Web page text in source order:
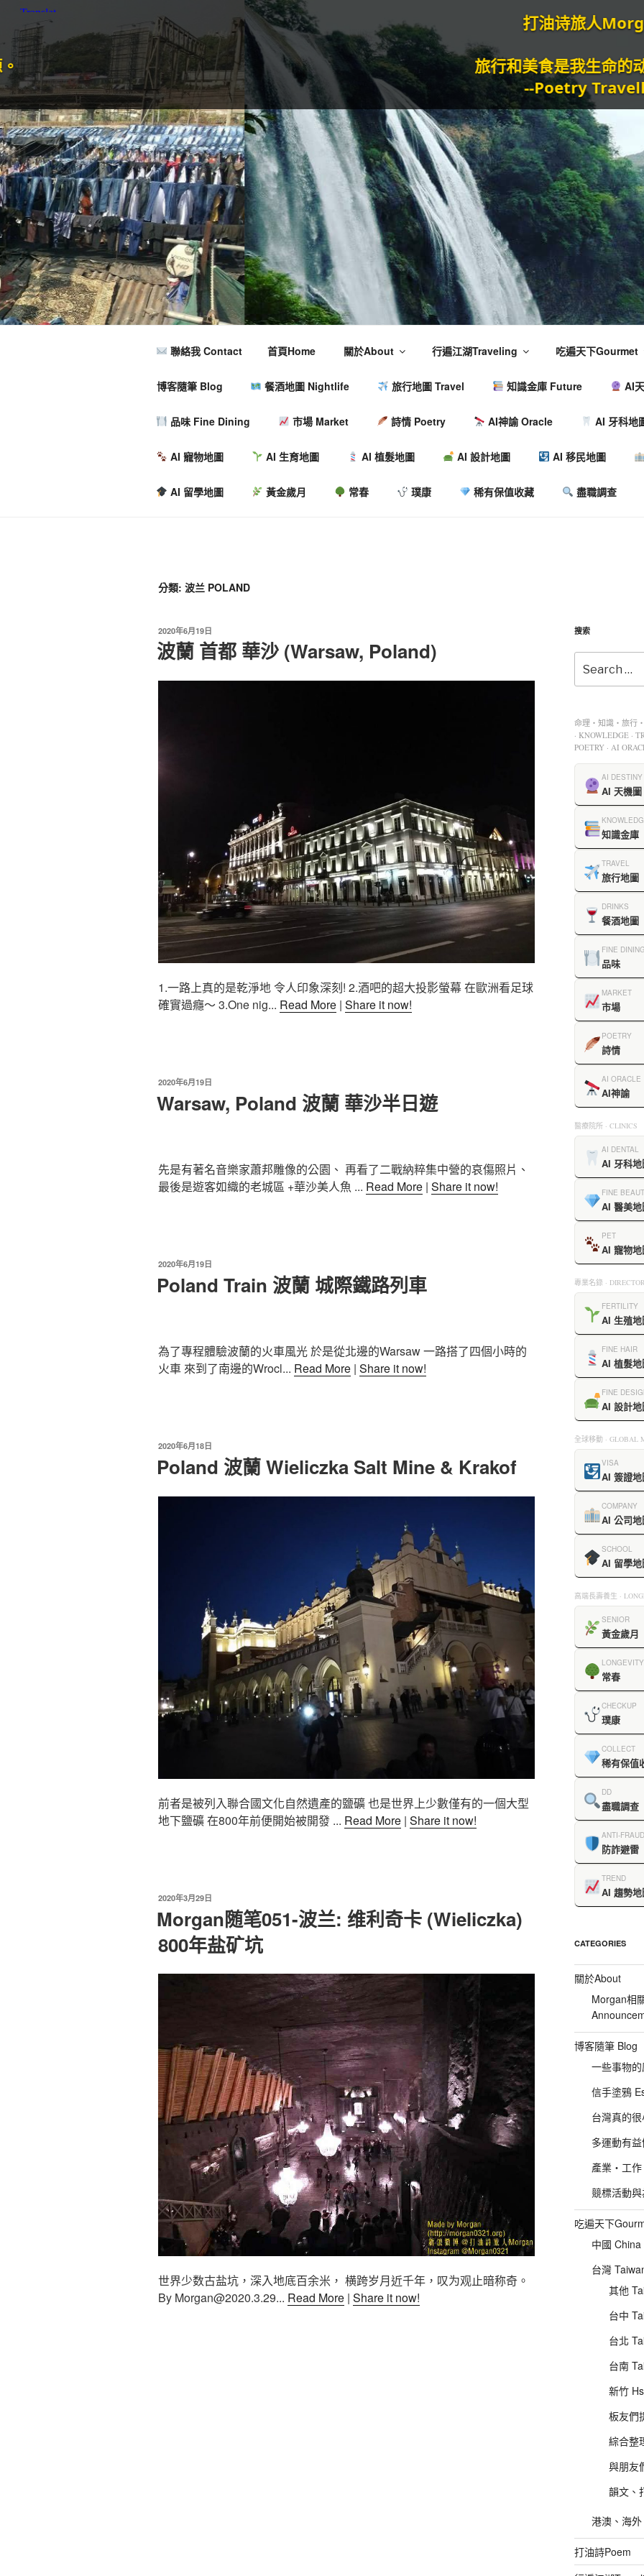
打油诗旅人Morgan
旅行和美食是我生命的动力泉源。
--Poetry Traveller
聯絡我 Contact 首頁Home 關於About 行遍江湖Traveling 吃遍天下Gourmet
博客隨筆 Blog 餐酒地圖 Nightlife 旅行地圖 Travel 知識金庫 Future AI
品味 Fine Dining 市場 Market 詩情 Poetry AI神諭 Oracle AI 牙科地
AI 寵物地圖 AI 生育地圖 AI 植髮地圖 AI 設計地圖 AI 移民地圖
AI 留學地圖 黃金歲月 常春 璞康 稀有保值收藏 盡職調查
分類: 波兰 POLAND
2020年6月19日
波蘭 首都 華沙 (Warsaw, Poland)
1.一路上真的是乾淨地 令人印象深刻! 2.酒吧的超大投影螢幕 在歐洲看足球
確實過癮～ 3.One nig... Read More | Share it now!
2020年6月19日
Warsaw, Poland 波蘭 華沙半日遊
先是有著名音樂家蕭邦雕像的公園、 再看了二戰納粹集中營的哀傷照片、
最後是遊客如織的老城區 +華沙美人魚 ... Read More | Share it now!
2020年6月19日
Poland Train 波蘭 城際鐵路列車
為了專程體驗波蘭的火車風光 於是從北邊的Warsaw 一路搭了四個小時的
火車 來到了南邊的Wrocl... Read More | Share it now!
2020年6月18日
Poland 波蘭 Wieliczka Salt Mine & Krakof
前者是被列入聯合國文化自然遺產的鹽礦 也是世界上少數僅有的一個大型
地下鹽礦 在800年前便開始被開發 ... Read More | Share it now!
2020年3月29日
Morgan随笔051-波兰: 维利奇卡 (Wieliczka)
800年盐矿坑
世界少数古盐坑，深入地底百余米， 横跨岁月近千年，叹为观止暗称奇。
By Morgan@2020.3.29... Read More | Share it now!
搜索
命理・知識・旅行
· KNOWLEDGE ·
POETRY · AI
AI DESTINY
AI 天機圖
知識金庫
TRAVEL
旅行地圖
DRINKS
餐酒地圖
FINE DINING
品味
MARKET
市場
POETRY
詩情
AI ORACLE
AI神諭
醫療院所 · CLINICS
AI DENTAL
AI 牙科地
FINE
AI 醫美地
PET
AI 寵物地
專業名錄 ·
FERTILITY
AI 生殖地
FINE HAIR
AI 植髮地
FINE
AI 設計地
全球移動 · GLOBAL
VISA
AI 簽證地
COMPANY
AI 公司地
SCHOOL
AI 留學地
高端長壽養生 ·
SENIOR
黃金歲月
LONGEVITY
常春
CHECKUP
璞康
COLLECT
稀有保值
DD
盡職調查
ANTI-FRAUD
防詐避雷
TREND
AI 趨勢地
CATEGORIES
關於About
Morgan相
博客隨筆 Blog
一些事物
信手塗鴉
台灣真的
多運動有
產業‧工
競標活動
吃遍天下
中國 China
台灣
其他
台中
台北
台南
新竹
板友們
綜合整
與朋友
韻文、
港澳、海
打油詩Poem